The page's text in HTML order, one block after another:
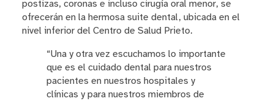
postizas, coronas e incluso cirugía oral menor, se
ofrecerán en la hermosa suite dental, ubicada en el
nivel inferior del Centro de Salud Prieto.
“Una y otra vez escuchamos lo importante
que es el cuidado dental para nuestros
pacientes en nuestros hospitales y
clínicas y para nuestros miembros de